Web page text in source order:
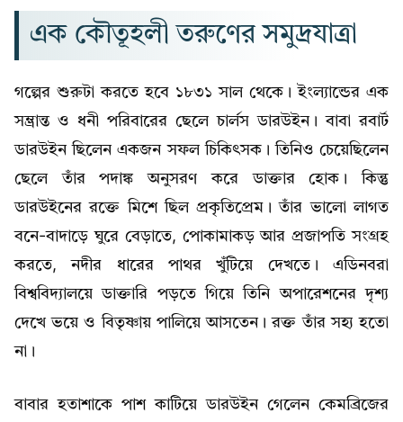
এক কৌতূহলী তরুণের সমুদ্রযাত্রা
গল্পের শুরুটা করতে হবে ১৮৩১ সাল থেকে। ইংল্যান্ডের এক
সম্ভ্রান্ত ও ধনী পরিবারের ছেলে চার্লস ডারউইন। বাবা রবার্ট
ডারউইন ছিলেন একজন সফল চিকিৎসক। তিনিও চেয়েছিলেন
ছেলে তাঁর পদাঙ্ক অনুসরণ করে ডাক্তার হোক। কিন্তু
ডারউইনের রক্তে মিশে ছিল প্রকৃতিপ্রেম। তাঁর ভালো লাগত
বনে-বাদাড়ে ঘুরে বেড়াতে, পোকামাকড় আর প্রজাপতি সংগ্রহ
করতে, নদীর ধারের পাথর খুঁটিয়ে দেখতে। এডিনবরা
বিশ্ববিদ্যালয়ে ডাক্তারি পড়তে গিয়ে তিনি অপারেশনের দৃশ্য
দেখে ভয়ে ও বিতৃষ্ণায় পালিয়ে আসতেন। রক্ত তাঁর সহ্য হতো
না।
বাবার হতাশাকে পাশ কাটিয়ে ডারউইন গেলেন কেমব্রিজের